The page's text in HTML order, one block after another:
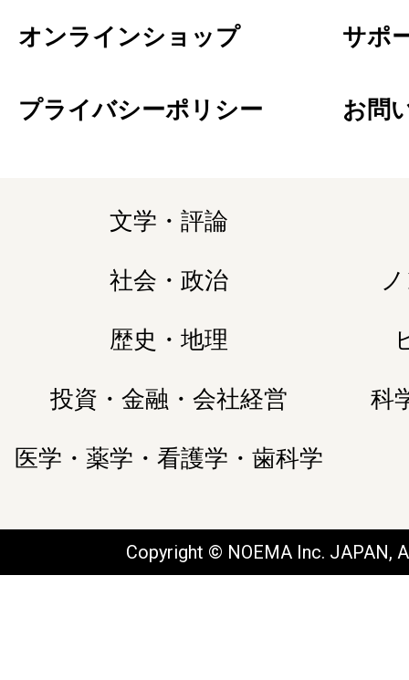
オンラインショップ サポ
プライバシーポリシー お問
文学・評論
社会・政治
歴史・地理
投資・金融・会社経営 科
医学・薬学・看護学・歯科学
Copyright © NOEMA Inc. JAPAN,